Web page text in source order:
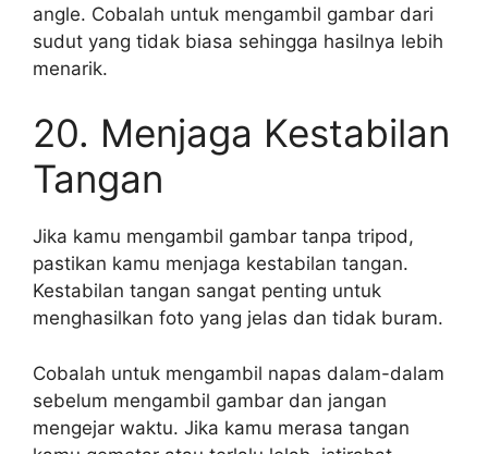
angle. Cobalah untuk mengambil gambar dari
sudut yang tidak biasa sehingga hasilnya lebih
menarik.
20. Menjaga Kestabilan
Tangan
Jika kamu mengambil gambar tanpa tripod,
pastikan kamu menjaga kestabilan tangan.
Kestabilan tangan sangat penting untuk
menghasilkan foto yang jelas dan tidak buram.
Cobalah untuk mengambil napas dalam-dalam
sebelum mengambil gambar dan jangan
mengejar waktu. Jika kamu merasa tangan